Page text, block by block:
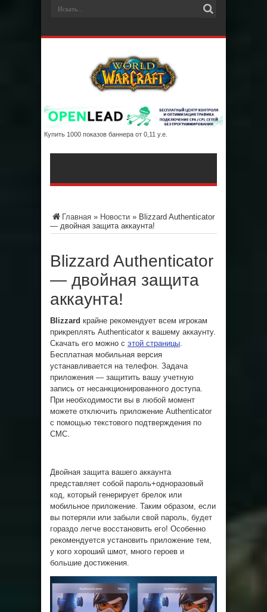
Купить 1000 показов баннера от 0,11 у.е.
Главная » Новости » Blizzard Authenticator
— двойная защита аккаунта!
Blizzard Authenticator
— двойная защита
аккаунта!
Blizzard крайне рекомендует всем игрокам
прикреплять Authenticator к вашему аккаунту.
Скачать его можно с этой страницы.
Бесплатная мобильная версия
устанавливается на телефон. Задача
приложения — защитить вашу учетную
запись от несанкционированного доступа.
При необходимости вы в любой момент
можете отключить приложение Authenticator
с помощью текстового подтверждения по
СМС.
Двойная защита вашего аккаунта
представляет собой пароль+одноразовый
код, который генерирует брелок или
мобильное приложение. Таким образом, если
вы потеряли или забыли свой пароль, будет
гораздо легче восстановить его! Особенно
рекомендуется установить приложение тем,
у кого хороший шмот, много героев и
большие достижения.